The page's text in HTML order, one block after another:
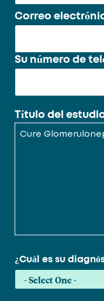
Correo
Su número de
Título del
¿Cuál es su